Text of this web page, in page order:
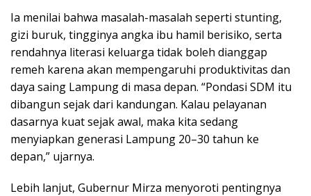
Ia menilai bahwa masalah-masalah seperti stunting,
gizi buruk, tingginya angka ibu hamil berisiko, serta
rendahnya literasi keluarga tidak boleh dianggap
remeh karena akan mempengaruhi produktivitas dan
daya saing Lampung di masa depan. “Pondasi SDM itu
dibangun sejak dari kandungan. Kalau pelayanan
dasarnya kuat sejak awal, maka kita sedang
menyiapkan generasi Lampung 20–30 tahun ke
depan,” ujarnya.
Lebih lanjut, Gubernur Mirza menyoroti pentingnya